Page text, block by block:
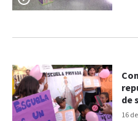
16
de